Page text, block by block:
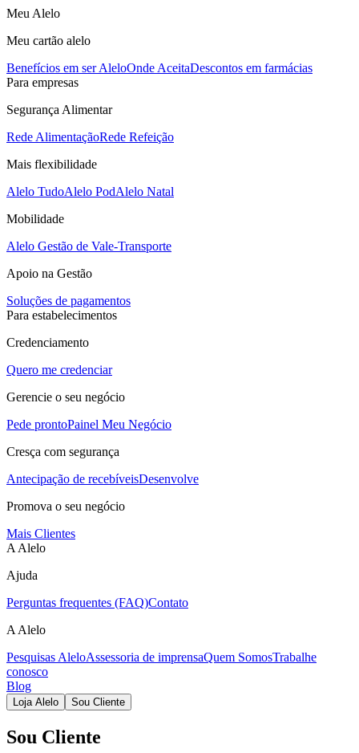
Meu Alelo
Meu cartão alelo
Benefícios em ser AleloOnde AceitaDescontos em farmácias
Para empresas
Segurança Alimentar
Rede AlimentaçãoRede Refeição
Mais flexibilidade
Alelo TudoAlelo PodAlelo Natal
Mobilidade
Alelo Gestão de Vale-Transporte
Apoio na Gestão
Soluções de pagamentos
Para estabelecimentos
Credenciamento
Quero me credenciar
Gerencie o seu negócio
Pede prontoPainel Meu Negócio
Cresça com segurança
Antecipação de recebíveisDesenvolve
Promova o seu negócio
Mais Clientes
A Alelo
Ajuda
Perguntas frequentes (FAQ)Contato
A Alelo
Pesquisas AleloAssessoria de imprensaQuem SomosTrabalhe
conosco
Blog
Loja Alelo Sou Cliente
Sou Cliente